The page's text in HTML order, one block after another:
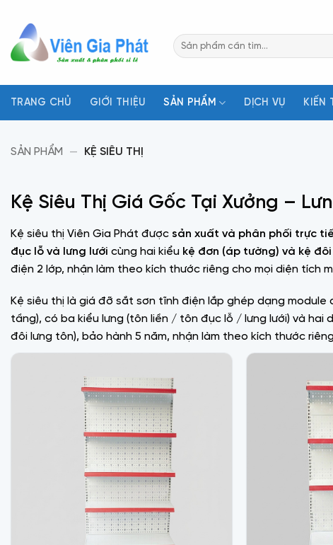
nội
dung
Tìm
kiếm:
TRANG CHỦ GIỚI THIỆU SẢN PHẨM DỊCH VỤ KIẾN
SẢN PHẨM — KỆ SIÊU THỊ
Kệ Siêu Thị Giá Gốc Tại Xưởng –
Kệ siêu thị Viên Gia Phát được sản xuất và phân phối trực
đục lỗ và lưng lưới cùng hai kiểu kệ đơn (áp tường) và kệ
điện 2 lớp, nhận làm theo kích thước riêng cho mọi diện tích
Kệ siêu thị là giá đỡ sắt sơn tĩnh điện lắp ghép dạng
tầng), có ba kiểu lưng (tôn liền / tôn đục lỗ / lưng lưới) và
đôi lưng tôn), bảo hành 5 năm, nhận làm theo kích thước